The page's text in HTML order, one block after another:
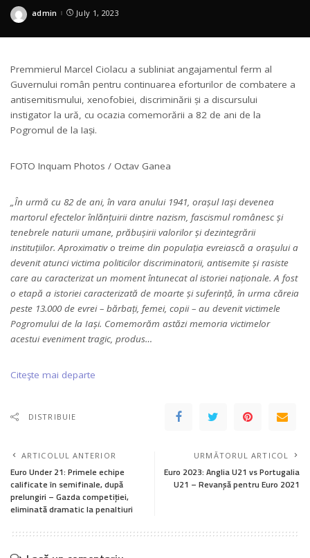
Posted
admin July 1, 2023
Premmierul Marcel Ciolacu a subliniat angajamentul ferm al
Guvernului român pentru continuarea eforturilor de combatere a
antisemitismului, xenofobiei, discriminării și a discursului
instigator la ură, cu ocazia comemorării a 82 de ani de la
Pogromul de la Iași.
FOTO Inquam Photos / Octav Ganea
„În urmă cu 82 de ani, în vara anului 1941, orașul Iași devenea
martorul efectelor înlănțuirii dintre nazism, fascismul românesc și
tenebrele naturii umane, prăbușirii valorilor și dezintegrării
instituțiilor. Aproximativ o treime din populația evreiască a orașului a
devenit atunci victima politicilor discriminatorii, antisemite și rasiste
care au caracterizat un moment întunecat al istoriei naționale. A fost
o etapă a istoriei caracterizată de moarte și suferință, în urma căreia
peste 13.000 de evrei – bărbați, femei, copii – au devenit victimele
Pogromului de la Iași. Comemorăm astăzi memoria victimelor
acestui eveniment tragic, produs…
Citeşte mai departe
DISTRIBUIE
ARTICOLUL ANTERIOR
Euro Under 21: Primele echipe
calificate în semifinale, după
prelungiri – Gazda competiției,
eliminată dramatic la penaltiuri
URMĂTORUL ARTICOL
Euro 2023: Anglia U21 vs Portugalia
U21 – Revanşă pentru Euro 2021